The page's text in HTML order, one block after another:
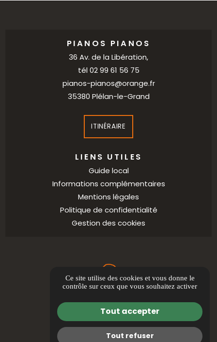
PIANOS PIANOS
36 Av. de la Libération,
tél02 99 61 56 75
pianos-pianos@orange.fr
35380 Plélan-le-Grand
ITINÉRAIRE
LIENS UTILES
Guide local
Informations complémentaires
Mentions légales
Politique de confidentialité
Gestion des cookies
Ce site utilise des cookies et vous donne le
contrôle sur ceux que vous souhaitez activer
Tout accepter
Tout refuser